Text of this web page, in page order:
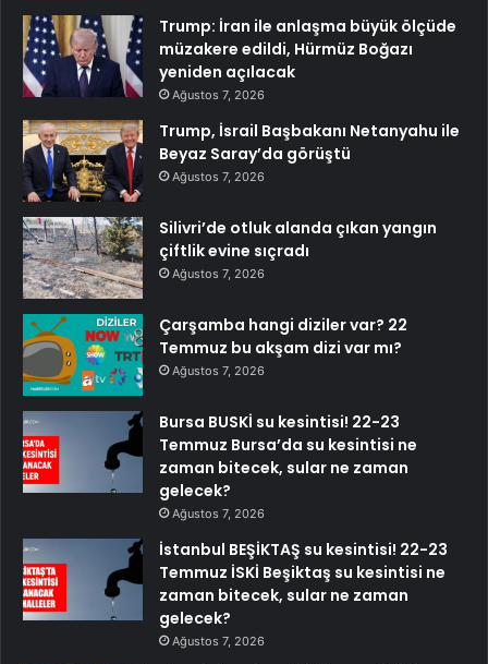
Trump: İran ile anlaşma büyük ölçüde
müzakere edildi, Hürmüz Boğazı
yeniden açılacak
Ağustos 7, 2026
Trump, İsrail Başbakanı Netanyahu ile
Beyaz Saray’da görüştü
Ağustos 7, 2026
Silivri’de otluk alanda çıkan yangın
çiftlik evine sıçradı
Ağustos 7, 2026
Çarşamba hangi diziler var? 22
Temmuz bu akşam dizi var mı?
Ağustos 7, 2026
Bursa BUSKİ su kesintisi! 22-23
Temmuz Bursa’da su kesintisi ne
zaman bitecek, sular ne zaman
gelecek?
Ağustos 7, 2026
İstanbul BEŞİKTAŞ su kesintisi! 22-23
Temmuz İSKİ Beşiktaş su kesintisi ne
zaman bitecek, sular ne zaman
gelecek?
Ağustos 7, 2026